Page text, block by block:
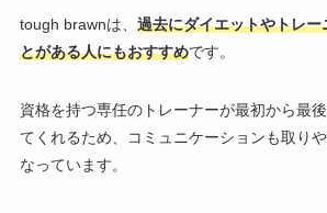
tough brawnは、 過去にダイエットやトレ
とがある人にもおすすめです。
資格を持つ専任のトレーナーが最初から最
てくれるため、コミュニケーションも取り
なっています。